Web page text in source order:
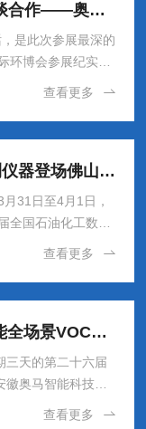
同行来问技术、外商来谈合作——奥马智能这三天在环博会经历了什么
是此次参展最深的
环博会参展纪实
日·上海新国际博
聚了来自国内外的
组织排放治理与智
之一。安徽奥马智
查看更多
奥马智能携四款FID检测仪器登场佛山第八届 全国石油化工数字化罐区论坛
31日至4月1日，
全国石油化工数字
东省佛山市鹭湖国
产品M1、M2、
油石化、应急管
开展深入交流。全
查看更多
第26届环博会 | 奥马智能全场景VOCs检测方案触动行业革新，再拓生态版图
天的第二十六届
奥马智能科技有
主题，携四款
查看更多